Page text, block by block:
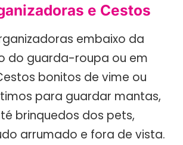
e Cestos
embaixo da
do guarda-roupa ou em
bonitos de vime ou
para guardar mantas,
brinquedos dos pets,
arrumado e fora de vista.